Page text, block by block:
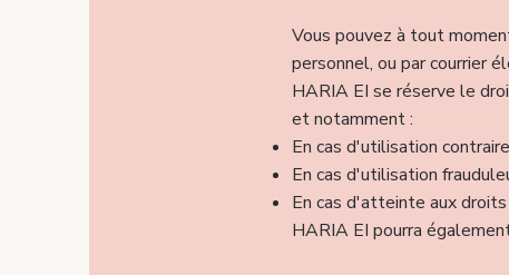
Vous pouvez à tout
personnel, ou par courrier
HARIA EI se réserve le
et notamment :
En cas d'utilisation
En cas d'utilisation
En cas d'atteinte aux
HARIA EI pourra